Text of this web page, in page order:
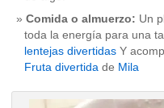
Comida o almuerzo: Un
toda la energía para una
lentejas divertidas Y
Fruta divertida de Mila